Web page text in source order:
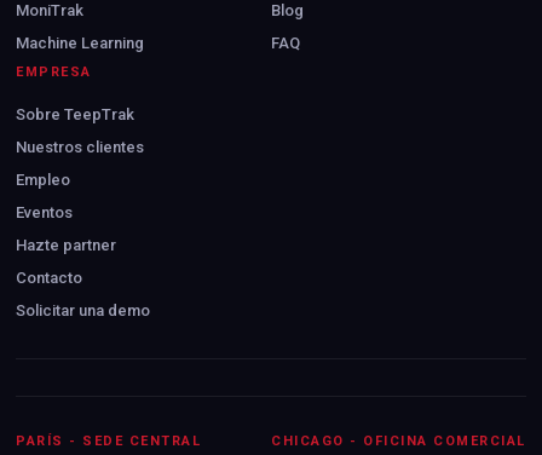
MoniTrak
Machine Learning
Blog
FAQ
EMPRESA
Sobre TeepTrak
Nuestros clientes
Empleo
Eventos
Hazte partner
Contacto
Solicitar una demo
PARÍS - SEDE CENTRAL CHICAGO - OFICINA COMERCIAL